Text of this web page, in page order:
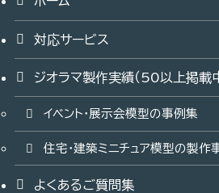
対応サービス
ジオラマ製作実績（50以上掲載
イベント・展示会模型の事例集
住宅・建築ミニチュア模型の製作
よくあるご質問集